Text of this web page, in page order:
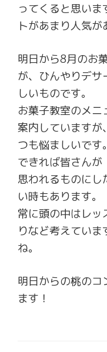
ってくると思い
トがあまり人気が
明日から8月のお
が、ひんやりデサ
しいものです。
お菓子教室のメ
案内していますが
つも悩ましいです。
できれば皆さんが
思われるものにし
い時もあります。
常に頭の中はレ
りなど考えてい
ね。
明日からの桃のコ
ます！